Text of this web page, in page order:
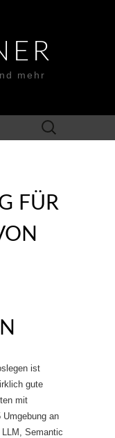
mehr
Suchen
nach:
FÜR
ist
gute
mit
Umgebung an
Semantic